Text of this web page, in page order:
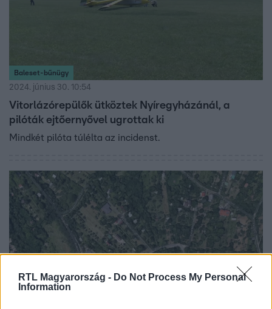
RTL Magyarország - Do Not Process My Personal
Information
Baleset-bűnügy
2024. június 30. 10:54
Vitorlázórepülők ütköztek Nyíregyházánál, a
pilóták ejtőernyővel ugrottak ki
Mindkét pilóta túlélta az incidenst.